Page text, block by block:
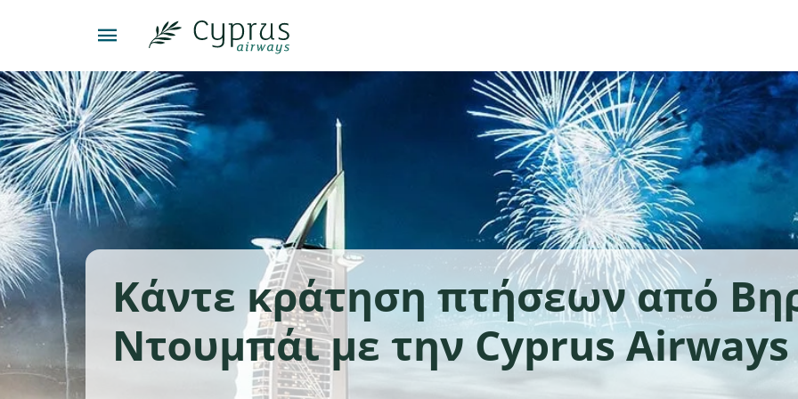
Κάντε κράτηση πτήσεων από
Ντουμπάι με την Cyprus Airways